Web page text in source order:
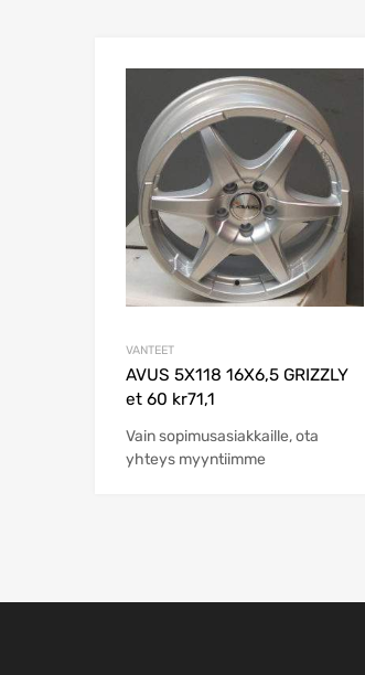
VANTEET
AVUS 5X118 16X6,5 GRIZZLY
et 60 kr71,1
Vain sopimusasiakkaille, ota
yhteys myyntiimme